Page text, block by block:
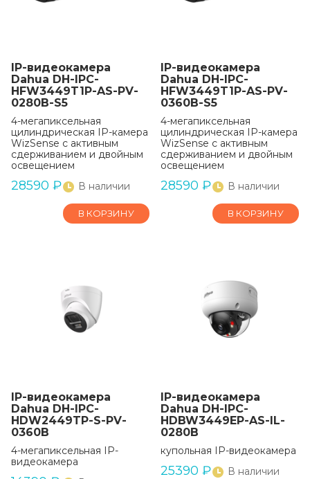
IP-видеокамера
Dahua DH-IPC-
HFW3449T1P-AS-PV-
0280B-S5
4-мегапиксельная
цилиндрическая IP-камера
WizSense с активным
сдерживанием и двойным
освещением
28590 ₽ В наличии
В КОРЗИНУ
IP-видеокамера
Dahua DH-IPC-
HFW3449T1P-AS-PV-
0360B-S5
4-мегапиксельная
цилиндрическая IP-камера
WizSense с активным
сдерживанием и двойным
освещением
28590 ₽ В наличии
В КОРЗИНУ
IP-видеокамера
Dahua DH-IPC-
HDW2449TP-S-PV-
0360B
4-мегапиксельная IP-
видеокамера
IP-видеокамера
Dahua DH-IPC-
HDBW3449EP-AS-IL-
0280B
купольная IP-видеокамера
25390 ₽ В наличии